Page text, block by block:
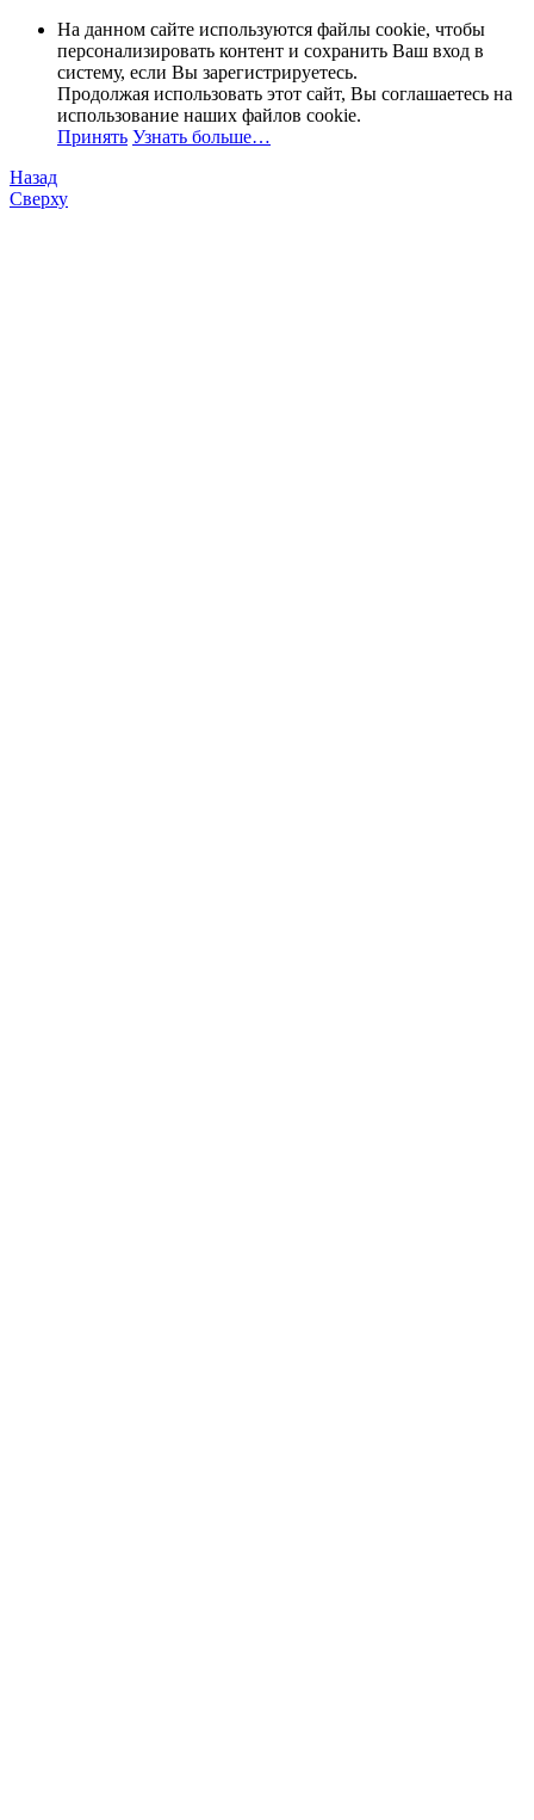
На данном сайте используются файлы cookie, чтобы
персонализировать контент и сохранить Ваш вход в
систему, если Вы зарегистрируетесь.
Продолжая использовать этот сайт, Вы соглашаетесь на
использование наших файлов cookie.
Принять Узнать больше…
Назад
Сверху